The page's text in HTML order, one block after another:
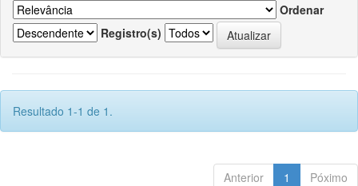
Ordenar
Registro(s)
Resultado 1-1 de 1.
Anterior 1 Póximo